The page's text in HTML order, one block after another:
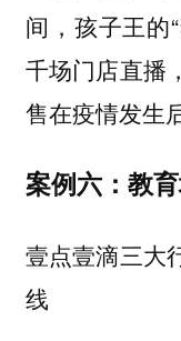
间，孩子王的
千场门店直播
售在疫情发生
案例六：教
壹点壹滴三大
线